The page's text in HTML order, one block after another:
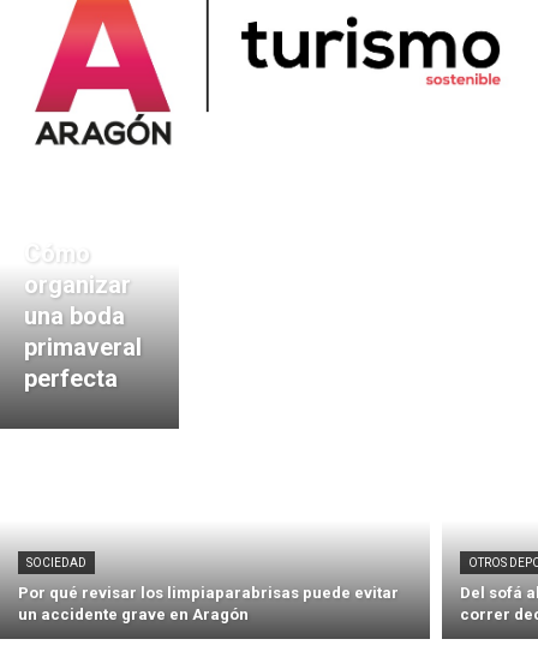
Cómo
organizar
una boda
primaveral
perfecta
SOCIEDAD
Por qué revisar los limpiaparabrisas puede evitar
un accidente grave en Aragón
OTROS
Del sofá
correr